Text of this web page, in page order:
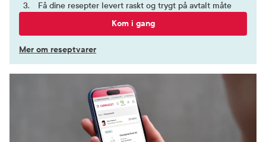
Få dine resepter levert raskt og trygt på avtalt måte
Kom i gang
Mer om reseptvarer